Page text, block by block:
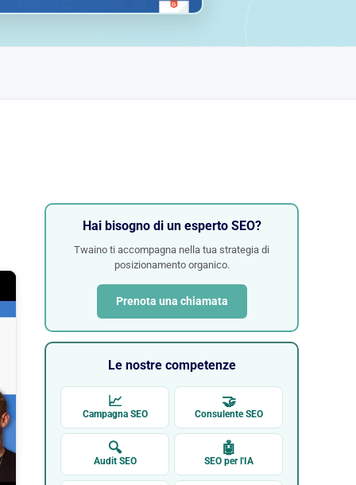
Hai bisogno di un esperto SEO?
Twaino ti accompagna nella tua strategia di
posizionamento organico.
Prenota una chiamata
Le nostre competenze
📈
Campagna SEO
🤝
Consulente SEO
🔍
Audit SEO
🤖
SEO per l'IA